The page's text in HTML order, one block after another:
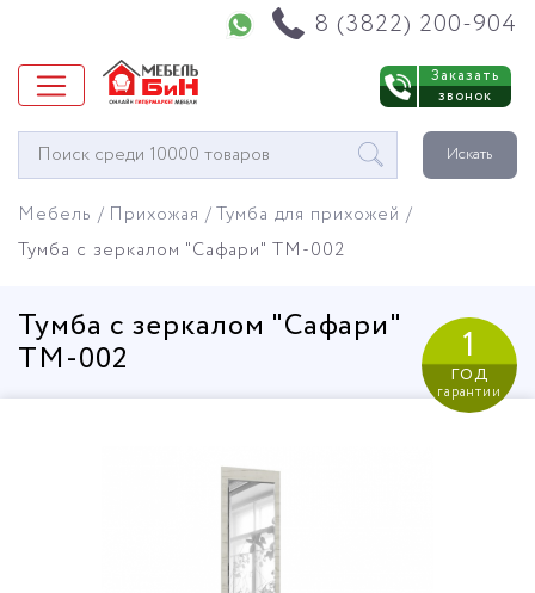
8 (3822) 200-904
Заказать
звонок
Окно
поиска
Искать
Мебель Прихожая
Тумба для прихожей
Тумба с зеркалом "Сафари" ТМ-002
Тумба с зеркалом "Сафари"
ТМ-002
1
год
гарантии